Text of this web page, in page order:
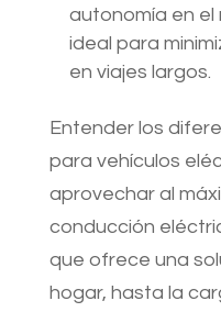
autonomía en el
ideal para
en viajes largos.
Entender los
para vehículos
aprovechar al
conducción
que ofrece una
hogar, hasta la